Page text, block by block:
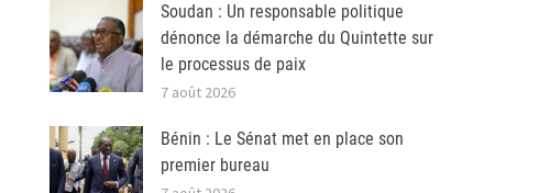
Soudan : Un responsable politique
dénonce la démarche du Quintette sur
le processus de paix
7 août 2026
Bénin : Le Sénat met en place son
premier bureau